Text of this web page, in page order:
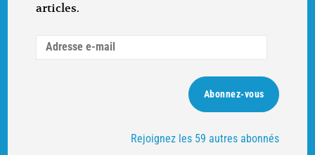
articles.
Adresse
Abonnez-vous
Rejoignez les 59 autres abonnés